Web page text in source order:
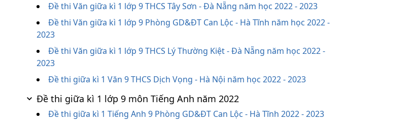
Đề thi Văn giữa kì 1 lớp 9 THCS Tây Sơn - Đà Nẵng năm học 2022 - 2023
Đề thi Văn giữa kì 1 lớp 9 Phòng GD&ĐT Can Lộc - Hà Tĩnh năm học 2022 -
2023
Đề thi Văn giữa kì 1 lớp 9 THCS Lý Thường Kiệt - Đà Nẵng năm học 2022 -
2023
Đề thi giữa kì 1 Văn 9 THCS Dịch Vọng - Hà Nội năm học 2022 - 2023
Đề thi giữa kì 1 lớp 9 môn Tiếng Anh năm 2022
Đề thi giữa kì 1 Tiếng Anh 9 Phòng GD&ĐT Can Lộc - Hà Tĩnh 2022 - 2023